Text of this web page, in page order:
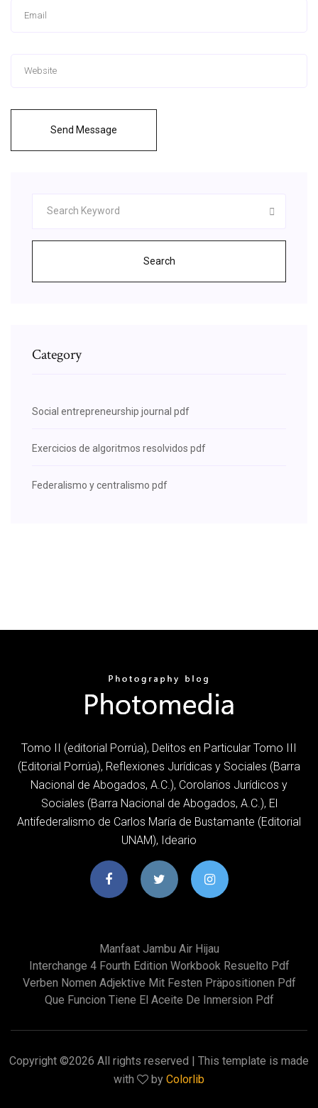
Send Message
Search
Category
Social entrepreneurship journal pdf
Exercicios de algoritmos resolvidos pdf
Federalismo y centralismo pdf
Tomo II (editorial Porrúa), Delitos en Particular Tomo III
(Editorial Porrúa), Reflexiones Jurídicas y Sociales (Barra
Nacional de Abogados, A.C.), Corolarios Jurídicos y
Sociales (Barra Nacional de Abogados, A.C.), El
Antifederalismo de Carlos María de Bustamante (Editorial
UNAM), Ideario
Manfaat Jambu Air Hijau
Interchange 4 Fourth Edition Workbook Resuelto Pdf
Verben Nomen Adjektive Mit Festen Präpositionen Pdf
Que Funcion Tiene El Aceite De Inmersion Pdf
Copyright ©2026 All rights reserved | This template is made
with
by Colorlib